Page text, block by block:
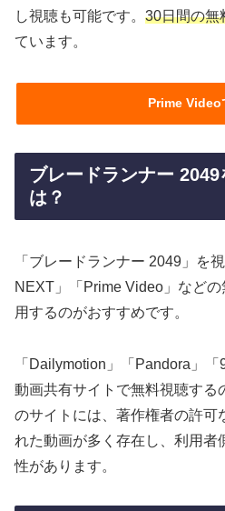
し視聴も可能です。 30日間の無
ています。
Prime Video
ブレードランナー
は？
「ブレードランナー 2049」を
NEXT」「Prime Video」など
用するのがおすすめです。
「Dailymotion」「Pandora」
動画共有サイトで無料視聴する
のサイトには、著作権者の許可
れた動画が多く存在し、利用者
性があります。